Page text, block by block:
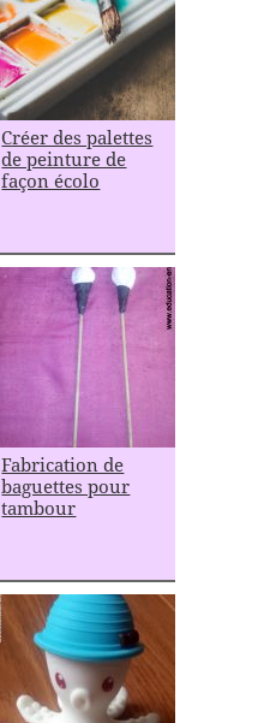
Créer des palettes
de peinture de
façon écolo
Fabrication de
baguettes pour
tambour